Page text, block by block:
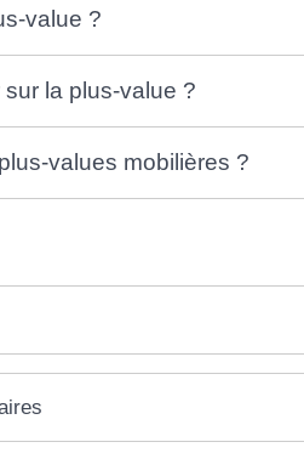
value ?
la plus-value ?
values mobilières ?